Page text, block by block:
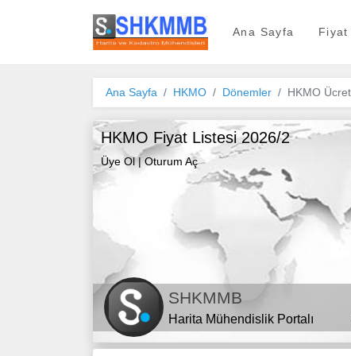
SHKMMB
Ana Sayfa Fiyat
Ana Sayfa HKMO Dönemler HKMO
HKMO Fiyat Listesi 2026/2
Üye Ol|Oturum Aç
SHKMMB
Harita Mühendislik Portalı